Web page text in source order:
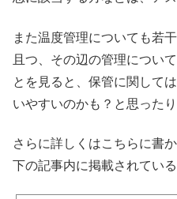
また温度管理についても若
且つ、その辺の管理につい
とを見ると、保管に関して
いやすいのかも？と思ったり
さらに詳しくはこちらに書
下の記事内に掲載されている